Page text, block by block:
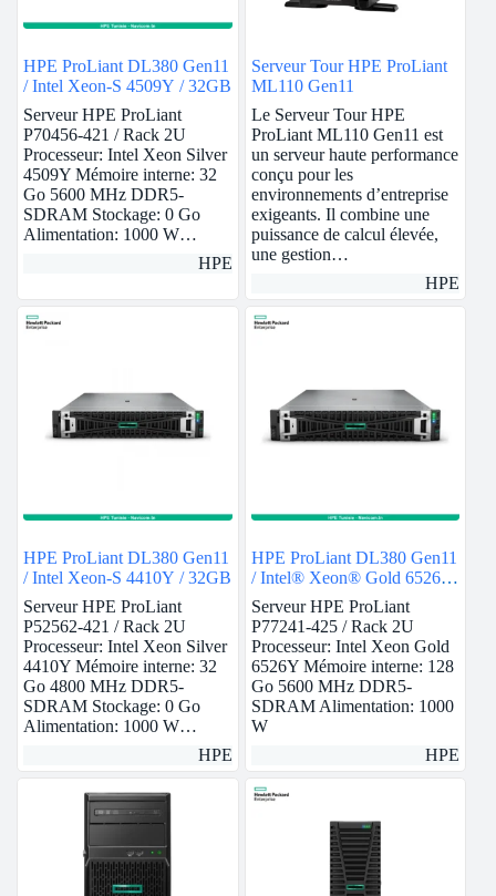
HPE ProLiant DL380 Gen11
/ Intel Xeon-S 4509Y / 32GB
Serveur HPE ProLiant
P70456-421 / Rack 2U
Processeur: Intel Xeon Silver
4509Y Mémoire interne: 32
Go 5600 MHz DDR5-
SDRAM Stockage: 0 Go
Alimentation: 1000 W…
HPE
Serveur Tour HPE ProLiant
ML110 Gen11
Le Serveur Tour HPE
ProLiant ML110 Gen11 est
un serveur haute performance
conçu pour les
environnements d’entreprise
exigeants. Il combine une
puissance de calcul élevée,
une gestion…
HPE
HPE ProLiant DL380 Gen11
/ Intel Xeon-S 4410Y / 32GB
Serveur HPE ProLiant
P52562-421 / Rack 2U
Processeur: Intel Xeon Silver
4410Y Mémoire interne: 32
Go 4800 MHz DDR5-
SDRAM Stockage: 0 Go
Alimentation: 1000 W…
HPE
HPE ProLiant DL380 Gen11
/ Intel® Xeon® Gold 6526Y
/ 128GB
Serveur HPE ProLiant
P77241-425 / Rack 2U
Processeur: Intel Xeon Gold
6526Y Mémoire interne: 128
Go 5600 MHz DDR5-
SDRAM Alimentation: 1000
W
HPE